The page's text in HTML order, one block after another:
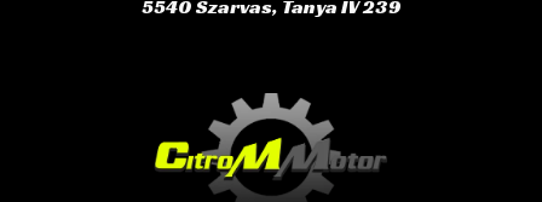
5540 Szarvas, Tanya IV 239